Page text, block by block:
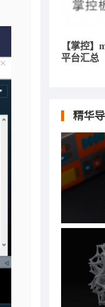
【掌控】
平台汇总
精华